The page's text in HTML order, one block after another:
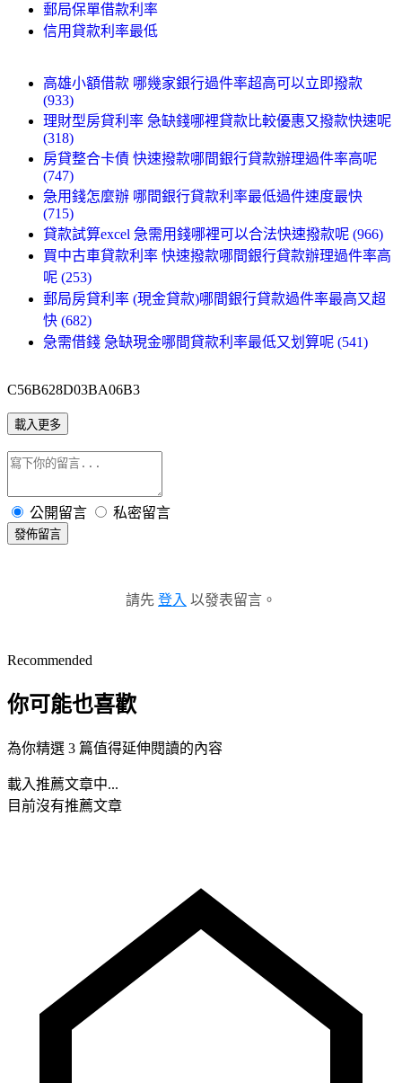
郵局保單借款利率
信用貸款利率最低
高雄小額借款 哪幾家銀行過件率超高可以立即撥款
(933)
理財型房貸利率 急缺錢哪裡貸款比較優惠又撥款快速呢
(318)
房貸整合卡債 快速撥款哪間銀行貸款辦理過件率高呢
(747)
急用錢怎麼辦 哪間銀行貸款利率最低過件速度最快
(715)
貸款試算excel 急需用錢哪裡可以合法快速撥款呢 (966)
買中古車貸款利率 快速撥款哪間銀行貸款辦理過件率高
呢 (253)
郵局房貸利率 (現金貸款)哪間銀行貸款過件率最高又超
快 (682)
急需借錢 急缺現金哪間貸款利率最低又划算呢 (541)
C56B628D03BA06B3
載入更多
公開留言 私密留言
發佈留言
請先 登入 以發表留言。
Recommended
你可能也喜歡
為你精選 3 篇值得延伸閱讀的內容
載入推薦文章中...
目前沒有推薦文章